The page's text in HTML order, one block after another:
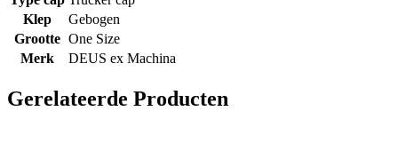
Klep
Gebogen
Grootte One Size
Merk
DEUS ex Machina
Gerelateerde Producten